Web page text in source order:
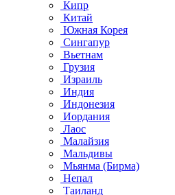
Кипр
Китай
Южная Корея
Сингапур
Вьетнам
Грузия
Израиль
Индия
Индонезия
Иордания
Лаос
Малайзия
Мальдивы
Мьянма (Бирма)
Непал
Таиланд